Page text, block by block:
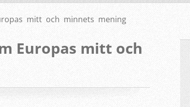
mitt och minnets mening
Europas mitt och